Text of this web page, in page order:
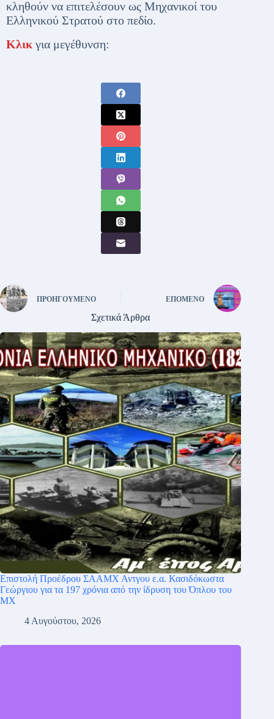
κληθούν να επιτελέσουν ως Μηχανικοί του
Ελληνικού Στρατού στο πεδίο.
Κλικ για μεγέθυνση:
ΠΡΟΗΓΟΎΜΕΝΟ ΕΠΌΜΕΝΟ
Σχετικά Άρθρα
Επιστολή Προέδρου ΣΑΑΜΧ Αντγου ε.α. Κασιδόκωστα
Γεώργιου για τα 197 χρόνια από την ίδρυση του Όπλου του
ΜΧ
4 Αυγούστου, 2026